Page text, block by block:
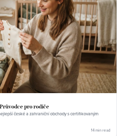
pro rodiče
české a zahraniční obchody s certifikovaným
14 min read